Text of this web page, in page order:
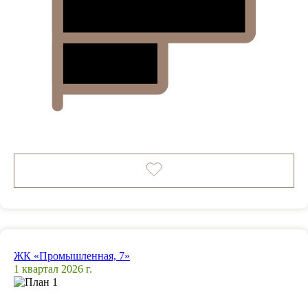
ЖК «Промышленная, 7»
1 квартал 2026 г.